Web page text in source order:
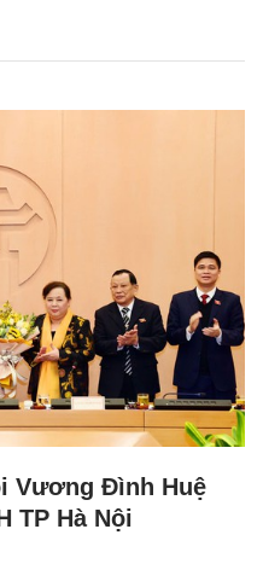
Vương Đình Huệ
TP Hà Nội